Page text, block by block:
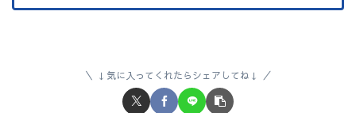
↓気に入ってくれたらシェアしてね↓